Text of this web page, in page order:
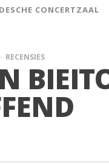
CONCERTZAAL
RECENSIES